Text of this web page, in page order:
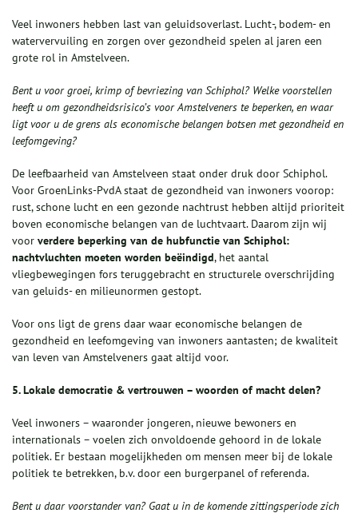
Veel inwoners hebben last van geluidsoverlast. Lucht-, bodem- en
watervervuiling en zorgen over gezondheid spelen al jaren een
grote rol in Amstelveen.
Bent u voor groei, krimp of bevriezing van Schiphol? Welke voorstellen
heeft u om gezondheidsrisico’s voor Amstelveners te beperken, en waar
ligt voor u de grens als economische belangen botsen met gezondheid en
leefomgeving?
De leefbaarheid van Amstelveen staat onder druk door Schiphol.
Voor GroenLinks-PvdA staat de gezondheid van inwoners voorop:
rust, schone lucht en een gezonde nachtrust hebben altijd prioriteit
boven economische belangen van de luchtvaart. Daarom zijn wij
voor verdere beperking van de hubfunctie van Schiphol:
nachtvluchten moeten worden beëindigd, het aantal
vliegbewegingen fors teruggebracht en structurele overschrijding
van geluids- en milieunormen gestopt.
Voor ons ligt de grens daar waar economische belangen de
gezondheid en leefomgeving van inwoners aantasten; de kwaliteit
van leven van Amstelveners gaat altijd voor.
5. Lokale democratie & vertrouwen – woorden of macht delen?
Veel inwoners – waaronder jongeren, nieuwe bewoners en
internationals – voelen zich onvoldoende gehoord in de lokale
politiek. Er bestaan mogelijkheden om mensen meer bij de lokale
politiek te betrekken, b.v. door een burgerpanel of referenda.
Bent u daar voorstander van? Gaat u in de komende zittingsperiode zich